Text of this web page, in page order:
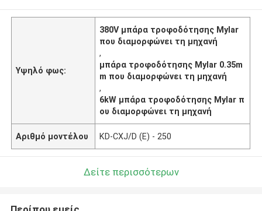
Υψηλό φως:
380V μπάρα τροφοδότησης Mylar
που διαμορφώνει τη μηχανή
,
μπάρα τροφοδότησης Mylar 0.35m
m που διαμορφώνει τη μηχανή
,
6kW μπάρα τροφοδότησης Mylar π
ου διαμορφώνει τη μηχανή
Αριθμό μοντέλου KD-CXJ/D (Ε) - 250
Δείτε περισσότερων